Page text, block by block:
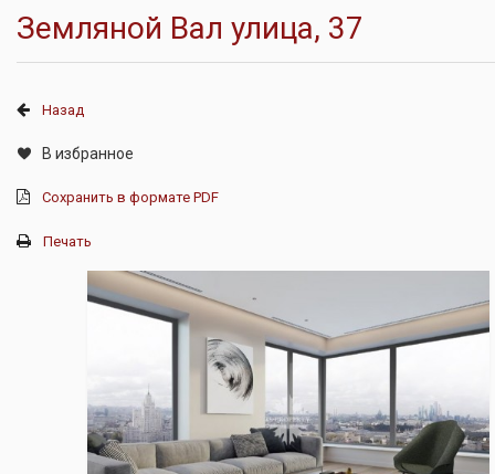
Земляной Вал улица, 37
Назад
В избранное
Сохранить в формате PDF
Печать